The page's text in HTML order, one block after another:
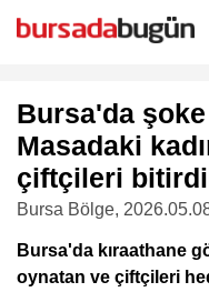
Bursa'da
Masadaki
çiftçileri
Bursa Bölge,
Bursa'da kıraathane
oynatan ve çiftçileri